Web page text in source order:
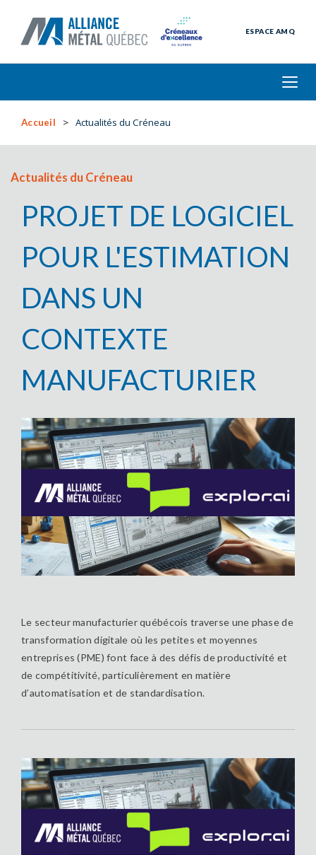
ESPACE AMQ
Accueil Actualités du Créneau
Actualités du Créneau
PROJET DE LOGICIEL
POUR L'ESTIMATION
DANS UN
CONTEXTE
MANUFACTURIER
Le secteur manufacturier québécois traverse une phase de
transformation digitale où les petites et moyennes
entreprises (PME) font face à des défis de productivité et
de compétitivité, particulièrement en matière
d’automatisation et de standardisation.